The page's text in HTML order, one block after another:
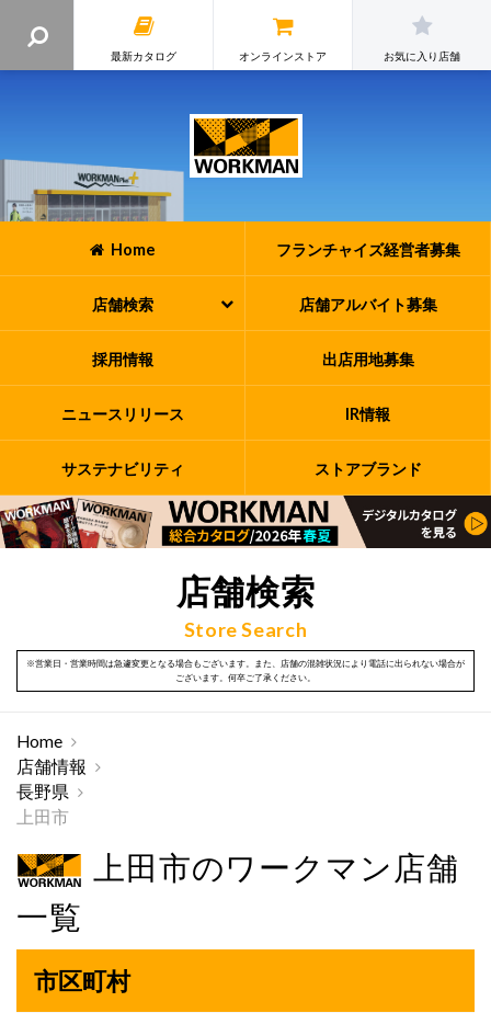
最新カタログ オンラインストア お気に入り店舗
Home フランチャイズ経営者募集
店舗検索 店舗アルバイト募集
採用情報 出店用地募集
ニュースリリース IR情報
サステナビリティ ストアブランド
店舗検索
Store Search
※営業日・営業時間は急遽変更となる場合もございます。また、店舗の混雑状況により電話に出られない場合が
ございます。何卒ご了承ください。
Home
店舗情報
長野県
上田市
上田市のワークマン店舗
一覧
市区町村